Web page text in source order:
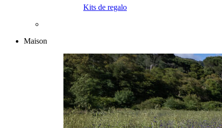
Kits de regalo
Maison